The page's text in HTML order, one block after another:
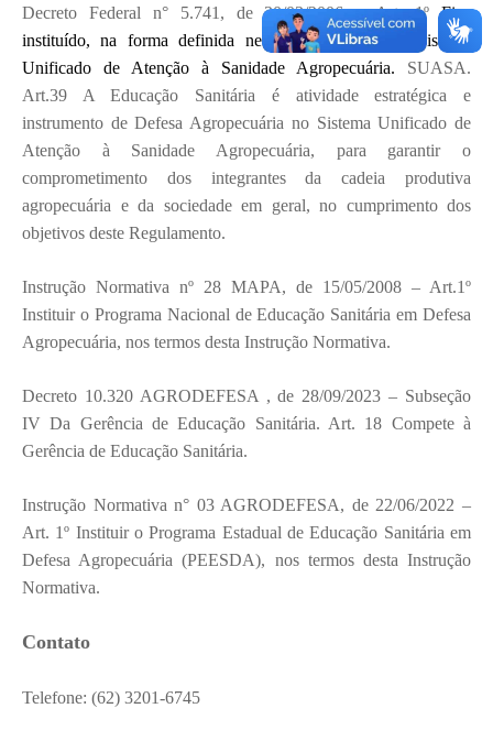
Decreto Federal n° 5.741, de 30/03/2006 – Art. 1º
Fica
instituído, na forma definida neste Regulamento, o Sistema
Unificado de Atenção à Sanidade Agropecuária. SUASA.
Art.39 A Educação Sanitária é atividade estratégica e
instrumento de Defesa Agropecuária no Sistema Unificado de
Atenção à Sanidade Agropecuária, para garantir o
comprometimento dos integrantes da cadeia produtiva
agropecuária e da sociedade em geral, no cumprimento dos
objetivos deste Regulamento.
Instrução Normativa nº 28 MAPA, de 15/05/2008 – Art.1º
Instituir o Programa Nacional de Educação Sanitária em Defesa
Agropecuária, nos termos desta Instrução Normativa.
Decreto 10.320 AGRODEFESA , de 28/09/2023 – Subseção
IV Da Gerência de Educação Sanitária. Art. 18 Compete à
Gerência de Educação Sanitária.
Instrução Normativa n° 03 AGRODEFESA, de 22/06/2022 –
Art. 1º Instituir o Programa Estadual de Educação Sanitária em
Defesa Agropecuária (PEESDA), nos termos desta Instrução
Normativa.
Contato
Telefone: (62) 3201-6745